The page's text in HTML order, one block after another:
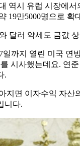
역시 유럽 시장에
19만5000명으로
달러 약세도 금값
일까지 열린 미국 연
시사했는데요. 연
.
지면 이자수익 자산
니다.